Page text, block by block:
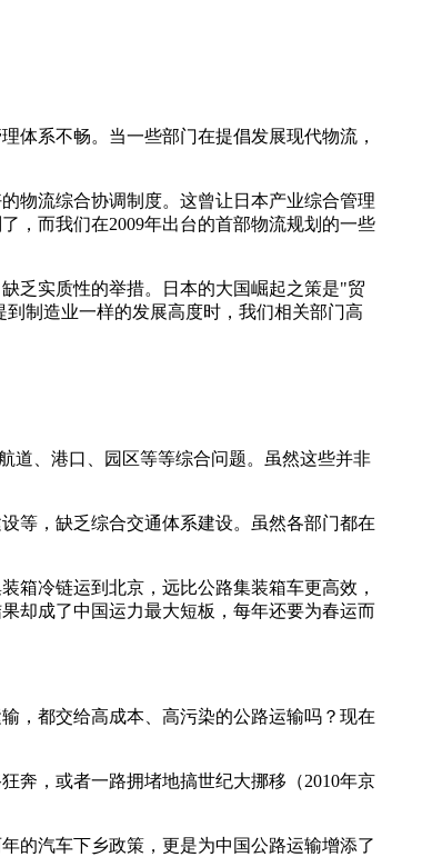
体系不畅。当一些部门在提倡发展现代物流，
物流综合协调制度。这曾让日本产业综合管理
，而我们在2009年出台的首部物流规划的一些
乏实质性的举措。日本的大国崛起之策是"贸
制造业一样的发展高度时，我们相关部门高
道、港口、园区等等综合问题。虽然这些并非
等，缺乏综合交通体系建设。虽然各部门都在
箱冷链运到北京，远比公路集装箱车更高效，
却成了中国运力最大短板，每年还要为春运而
，都交给高成本、高污染的公路运输吗？现在
奔，或者一路拥堵地搞世纪大挪移（2010年京
的汽车下乡政策，更是为中国公路运输增添了